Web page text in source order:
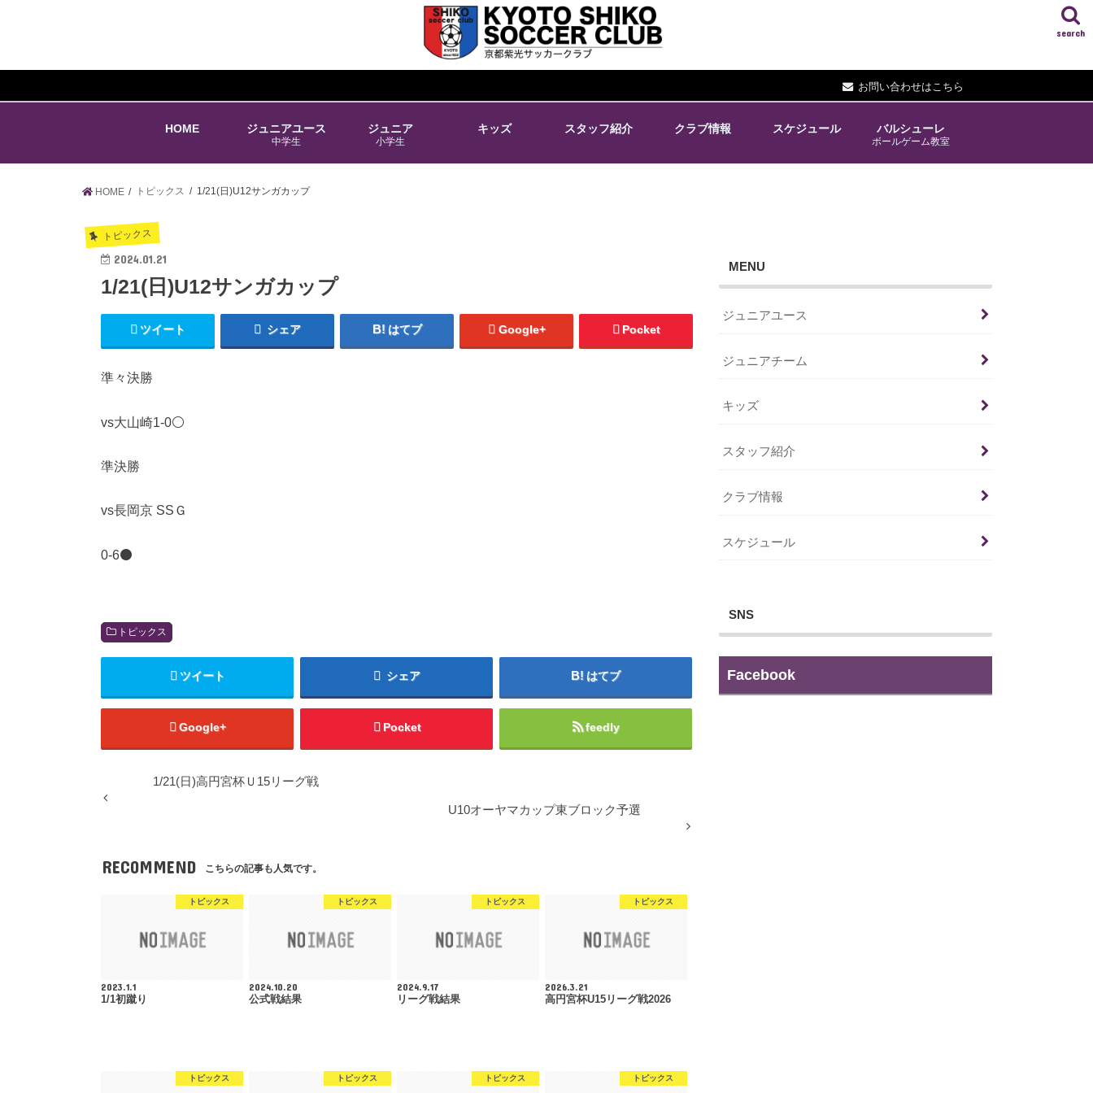
お問い合わせはこちら
search
HOME ジュニアユース
中学生
ジュニア
小学生
キッズ スタッフ紹介 クラブ情報 スケジュール バルシューレ
ボールゲーム教室
HOME トピックス 1/21(日)U12サンガカップ
トピックス
2024.01.21
1/21(日)U12サンガカップ
ツイート シェア はてブ Google+ Pocket
準々決勝
vs大山崎1-0⚪️
準決勝
vs長岡京 SSＧ
0-6⚫️
トピックス
ツイート シェア はてブ
Google+ Pocket feedly
1/21(日)高円宮杯Ｕ15リーグ戦
U10オーヤマカップ東ブロック予選
RECOMMEND こちらの記事も人気です。
トピックス
2023.1.1
1/1初蹴り
トピックス
2024.10.20
公式戦結果
トピックス
2024.9.17
リーグ戦結果
トピックス
2026.3.21
高円宮杯U15リーグ戦2026
トピックス トピックス トピックス トピックス
MENU
ジュニアユース
ジュニアチーム
キッズ
スタッフ紹介
クラブ情報
スケジュール
SNS
Facebook